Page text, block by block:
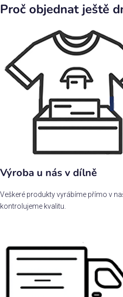
Proč objednat ještě
Výroba u nás v dílně
Veškeré produkty vyrábíme přímo v
kontrolujeme kvalitu.